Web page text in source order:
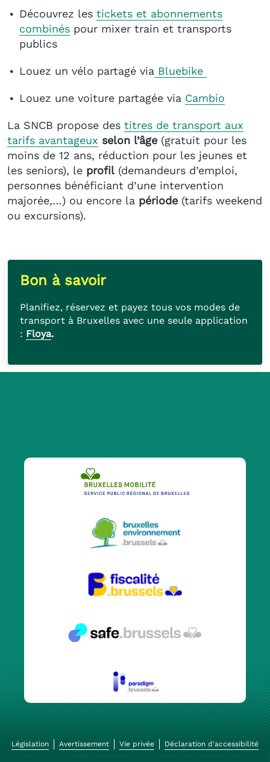
Bon à savoir
Planifiez, réservez et payez tous vos modes de
transport à Bruxelles avec une seule application
: Floya.
Découvrez les tickets et abonnements
combinés pour mixer train et transports
publics
Louez un vélo partagé via Bluebike
Louez une voiture partagée via Cambio
La SNCB propose des titres de transport aux
tarifs avantageux selon l’âge (gratuit pour les
moins de 12 ans, réduction pour les jeunes et
les seniors), le profil (demandeurs d’emploi,
personnes bénéficiant d’une intervention
majorée,…) ou encore la période (tarifs weekend
ou excursions).
Législation Avertissement Vie privée Déclaration d'accessibilité